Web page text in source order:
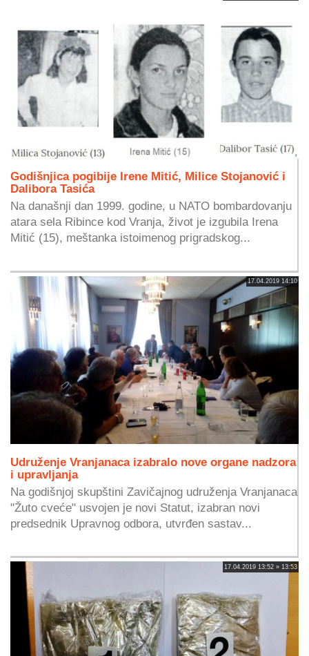
Godišnjica pogibije Irene Mitić, Milice Stojanović i
Dalibora Tasića
Na današnji dan 1999. godine, u NATO bombardovanju
atara sela Ribince kod Vranja, život je izgubila Irena
Mitić (15), meštanka istoimenog prigradskog...
17.04.2019 14:10
Udruženje Vranjanaca izabralo nove organe nadzora
i upravljanja
Na godišnjoj skupštini Zavičajnog udruženja Vranjanaca
"Žuto cveće" usvojen je novi Statut, izabran novi
predsednik Upravnog odbora, utvrđen sastav...
17.04.2019 13:52 » 13:53